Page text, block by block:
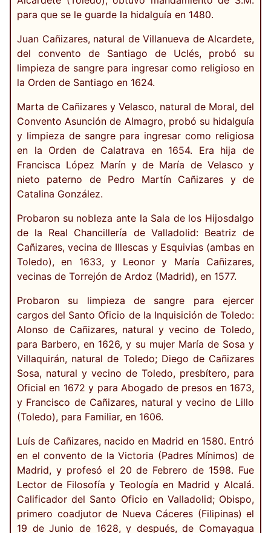
para que se le guarde la hidalguía en 1480.
Juan Cañizares, natural de Villanueva de Alcardete,
del convento de Santiago de Uclés, probó su
limpieza de sangre para ingresar como religioso en
la Orden de Santiago en 1624.
Marta de Cañizares y Velasco, natural de Moral, del
Convento Asunción de Almagro, probó su hidalguía
y limpieza de sangre para ingresar como religiosa
en la Orden de Calatrava en 1654. Era hija de
Francisca López Marín y de María de Velasco y
nieto paterno de Pedro Martín Cañizares y de
Catalina González.
Probaron su nobleza ante la Sala de los Hijosdalgo
de la Real Chancillería de Valladolid: Beatriz de
Cañizares, vecina de Illescas y Esquivias (ambas en
Toledo), en 1633, y Leonor y María Cañizares,
vecinas de Torrejón de Ardoz (Madrid), en 1577.
Probaron su limpieza de sangre para ejercer
cargos del Santo Oficio de la Inquisición de Toledo:
Alonso de Cañizares, natural y vecino de Toledo,
para Barbero, en 1626, y su mujer María de Sosa y
Villaquirán, natural de Toledo; Diego de Cañizares
Sosa, natural y vecino de Toledo, presbítero, para
Oficial en 1672 y para Abogado de presos en 1673,
y Francisco de Cañizares, natural y vecino de Lillo
(Toledo), para Familiar, en 1606.
Luís de Cañizares, nacido en Madrid en 1580. Entró
en el convento de la Victoria (Padres Mínimos) de
Madrid, y profesó el 20 de Febrero de 1598. Fue
Lector de Filosofía y Teología en Madrid y Alcalá.
Calificador del Santo Oficio en Valladolid; Obispo,
primero coadjutor de Nueva Cáceres (Filipinas) el
19 de Junio de 1628, y después, de Comayagua